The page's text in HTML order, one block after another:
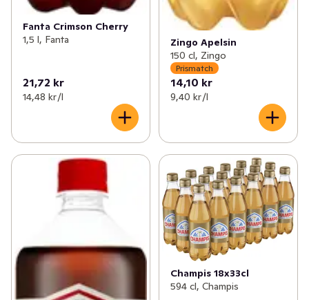
Fanta Crimson Cherry
1,5 l, Fanta
21,72 kr
14,48 kr /l
Zingo Apelsin
150 cl, Zingo
Prismatch
14,10 kr
9,40 kr /l
Champis 18x33cl
594 cl, Champis